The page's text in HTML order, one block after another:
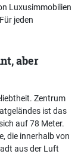
Luxusimmobilien
jeden
aber
Zentrum
ist das
auf 78 Meter.
die innerhalb von
aus der Luft